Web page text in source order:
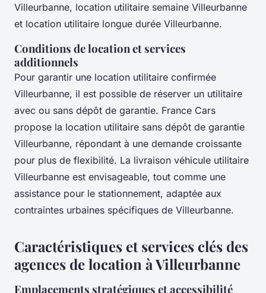
Villeurbanne, location utilitaire semaine Villeurbanne
et location utilitaire longue durée Villeurbanne.
Conditions de location et services
additionnels
Pour garantir une location utilitaire confirmée
Villeurbanne, il est possible de réserver un utilitaire
avec ou sans dépôt de garantie. France Cars
propose la location utilitaire sans dépôt de garantie
Villeurbanne, répondant à une demande croissante
pour plus de flexibilité. La livraison véhicule utilitaire
Villeurbanne est envisageable, tout comme une
assistance pour le stationnement, adaptée aux
contraintes urbaines spécifiques de Villeurbanne.
Caractéristiques et services clés des
agences de location à Villeurbanne
Emplacements stratégiques et accessibilité